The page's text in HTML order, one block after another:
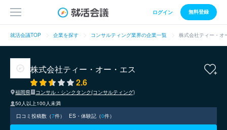
ログイン 無料登録
就活会議TOP 企業を探す コンサルティング業界の企業一覧 株式会社ティー・オ
株式会社ティー・オー・エス
2.6
福岡県
コンサル・シンクタンク(コンサルティング)
50人以上100人未満
口コミ投稿数（7件） ES・体験記（0件）